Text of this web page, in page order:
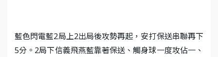
藍色閃電藍2局上2出局後攻勢再起，安打保送串聯再下
5分。2局下信義飛燕藍靠著保送、觸身球一度攻佔一、